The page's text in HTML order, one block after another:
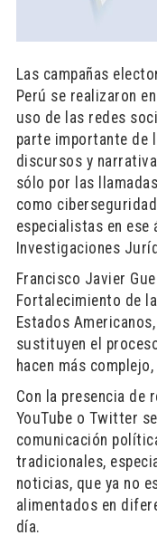
Las campañas
Perú se realizaron
uso de las redes
parte importante de
discursos y
sólo por las llamadas
como
especialistas en
Investigaciones
Francisco Javier
Fortalecimiento de
Estados
sustituyen el
hacen más
Con la presencia de
YouTube o Twitter
comunicación
tradicionales,
noticias, que ya no
alimentados en
día.